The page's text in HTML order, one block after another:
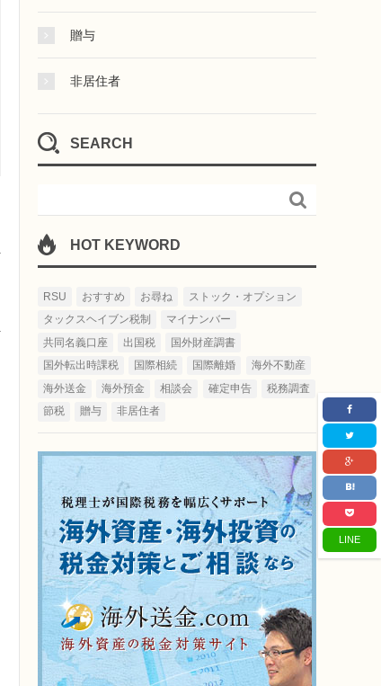
LINE
贈与
非居住者
SEARCH

HOT KEYWORD
RSU おすすめ お尋ね
ストック・オプション
タックスヘイブン税制
マイナンバー
共同名義口座
出国税
国外財産調書
国外転出時課税
国際相続 国際離婚
海外不動産
海外送金
海外預金 相談会 確定申告
税務調査
節税
贈与 非居住者